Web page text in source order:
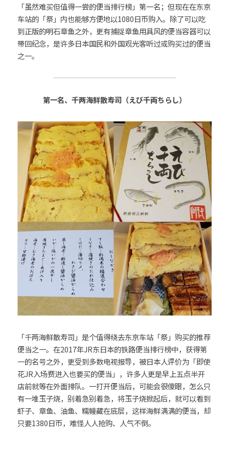
「虽然难买但值得一尝的便当排行榜」第一名；但现在在东京
车站的「祭」内也能够方便地以1080日币购入。除了可以吃
到正版的明石章鱼之外，更有捕捉章鱼用具风的便当容器可以
带回纪念，是许多日本国民和外国观光客听过或购买过的便当
之一。
第一名、千两海鲜散寿司（えび千両ちらし）
「千两海鲜散寿司」是个值得绕去东京车站「祭」购买的推荐
便当之一。在2017年JR东日本的铁路便当排行榜中，获得第
一的名号之外，更受到多数电视报导，被日本人评价为「即使
花JR入场费进入也要买的便当」，许多人更是早上五点半开
店前就等在外面排队。一打开便当后，可能会很傻眼，怎么只
有一堆玉子烧，别着急别着急，将玉子烧掀起后，就可以看到
虾子、章鱼、油鱼、糯鳗藏在底层，这样海鲜满满的便当，却
只要1380日币，难怪人人抢购、人气不倒。